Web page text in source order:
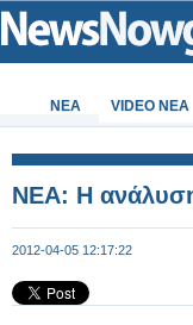
ΝΕΑ VIDEO NEA
ΝΕΑ: Η
2012-04-05 12:17:22